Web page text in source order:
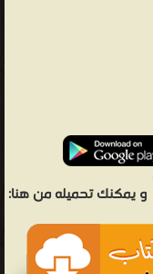
و يمكنك تحميله من هنا: